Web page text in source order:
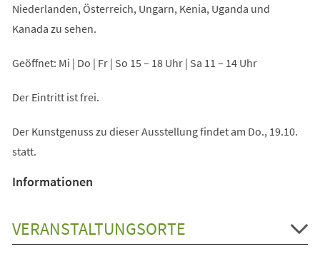
Niederlanden, Österreich, Ungarn, Kenia, Uganda und
Kanada zu sehen.
Geöffnet: Mi | Do | Fr | So 15 – 18 Uhr | Sa 11 – 14 Uhr
Der Eintritt ist frei.
Der Kunstgenuss zu dieser Ausstellung findet am Do., 19.10.
statt.
Informationen
VERANSTALTUNGSORTE